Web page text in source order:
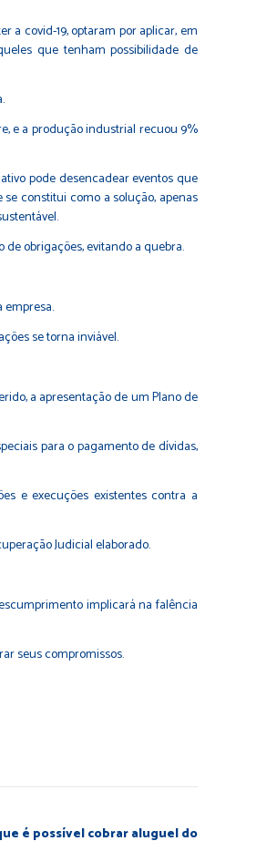
a covid-19, optaram por aplicar, em
que tenham possibilidade de
e a produção industrial recuou 9%
pode desencadear eventos que
constitui como a solução, apenas
obrigações, evitando a quebra.
se torna inviável.
a apresentação de um Plano de
para o pagamento de dívidas,
e execuções existentes contra a
Judicial elaborado.
implicará na falência
seus compromissos.
é possível cobrar aluguel do